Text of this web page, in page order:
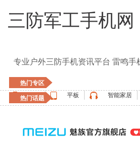
三防军工手机网
专业户外三防手机资讯平台 雷鸣手
热门专区
手机
平板 智能家居
热门话题